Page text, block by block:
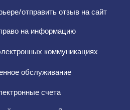
отправить отзыв на сайт
на информацию
коммуникациях
обслуживание
счета